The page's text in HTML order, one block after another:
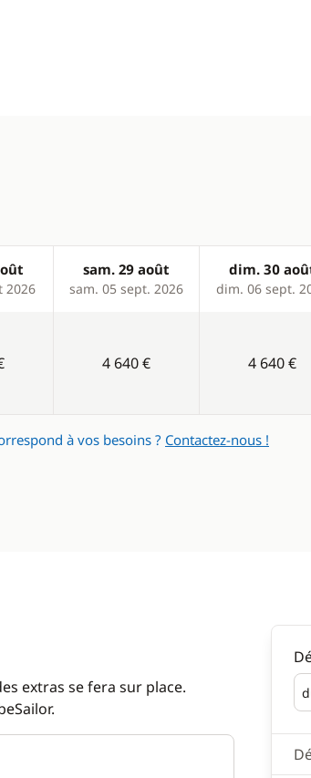
2026
sam. 29 août
sam. 05 sept. 2026
dim. 30
dim. 06 sept.
4 640 € 4 640 €
à vos besoins ? Contactez-nous !
extras se fera sur place.